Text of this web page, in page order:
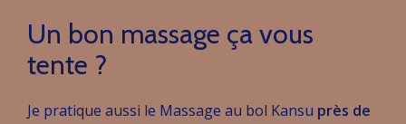
Un bon massage ça vous
tente ?
Je pratique aussi le Massage au bol Kansu près de